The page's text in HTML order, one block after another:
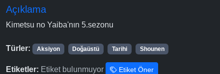
Açıklama
Kimetsu no Yaiba'nın 5.sezonu
Türler: Aksiyon Doğaüstü Tarihi Shounen
Etiketler: Etiket bulunmuyor Etiket Öner